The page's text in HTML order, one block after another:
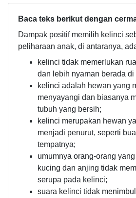
Baca teks berikut dengan
Dampak positif memilih kelinci
peliharaan anak, di antaranya,
kelinci tidak memerlukan
dan lebih nyaman berada
kelinci adalah hewan yang
menyayangi dan biasanya
tubuh yang bersih;
kelinci merupakan hewan
menjadi penurut, seperti
tempatnya;
umumnya orang-orang
kucing dan anjing tidak
serupa pada kelinci;
suara kelinci tidak